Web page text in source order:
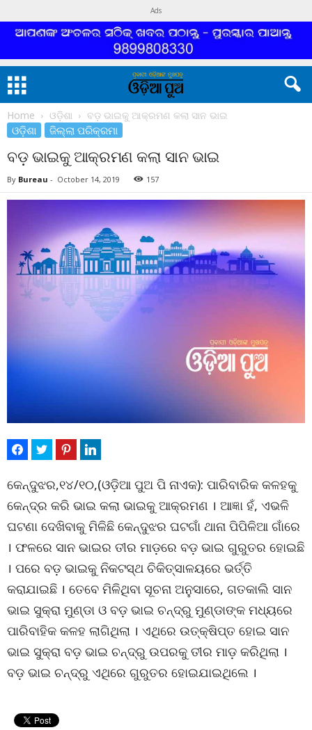
Ads
Home ଓଡ଼ିଶା ବଡ଼ ଭାଇକୁ ଆକ୍ରମଣ କଲା ସାନ ଭାଇ
ଓଡ଼ିଶା ଜିଲ୍ଲା ପରିକ୍ରମା
ବଡ଼ ଭାଇକୁ ଆକ୍ରମଣ କଲା ସାନ ଭାଇ
By Bureau - October 14, 2019 157
କେନ୍ଦୁଝର,୧୪/୧୦,(ଓଡ଼ିଆ ପୁଅ ପି ନାଏକ): ପାରିବାରିକ କଳହକୁ
କେନ୍ଦ୍ର କରି ଭାଇ କଲା ଭାଇକୁ ଆକ୍ରମଣ । ଆଜ୍ଞା ହଁ, ଏଭଳି
ଘଟଣା ଦେଖିବାକୁ ମିଳିଛି କେନ୍ଦୁଝର ଘଟଗାଁ ଥାନା ପିପିଳିଆ ଗାଁରେ
। ଫଳରେ ସାନ ଭାଇର ତୀର ମାଡ଼ରେ ବଡ଼ ଭାଇ ଗୁରୁତର ହୋଇଛି
। ପରେ ବଡ଼ ଭାଇକୁ ନିକଟସ୍ଥ ଚିକିତ୍ସାଳୟରେ ଭର୍ତ୍ତି
କରାଯାଇଛି । ତେବେ ମିଳିଥିବା ସୂଚନା ଅନୁସାରେ, ଗତକାଲି ସାନ
ଭାଇ ସୁକ୍ରା ମୁଣ୍ଡା ଓ ବଡ଼ ଭାଇ ଚନ୍ଦ୍ରୁ ମୁଣ୍ଡାଙ୍କ ମଧ୍ୟରେ
ପାରିବାହିକ କଳହ ଲାଗିଥିଲା । ଏଥିରେ ଉତ୍‌କ୍ଷିପ୍ତ ହୋଇ ସାନ
ଭାଇ ସୁକ୍ରା ବଡ଼ ଭାଇ ଚନ୍ଦ୍ରୁ ଉପରକୁ ତୀର ମାଡ଼ କରିଥିଲା ।
ବଡ଼ ଭାଇ ଚନ୍ଦ୍ରୁ ଏଥିରେ ଗୁରୁତର ହୋଇଯାଇଥିଲେ ।